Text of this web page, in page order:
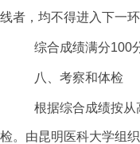
线者，均不得进入下一
综合成绩满分100
八、考察和体检
根据综合成绩按
检。由昆明医科大学组